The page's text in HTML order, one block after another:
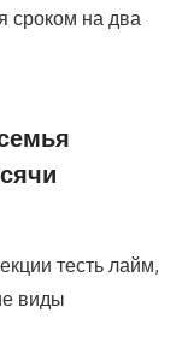
сроком на два
тесть лайм,
виды